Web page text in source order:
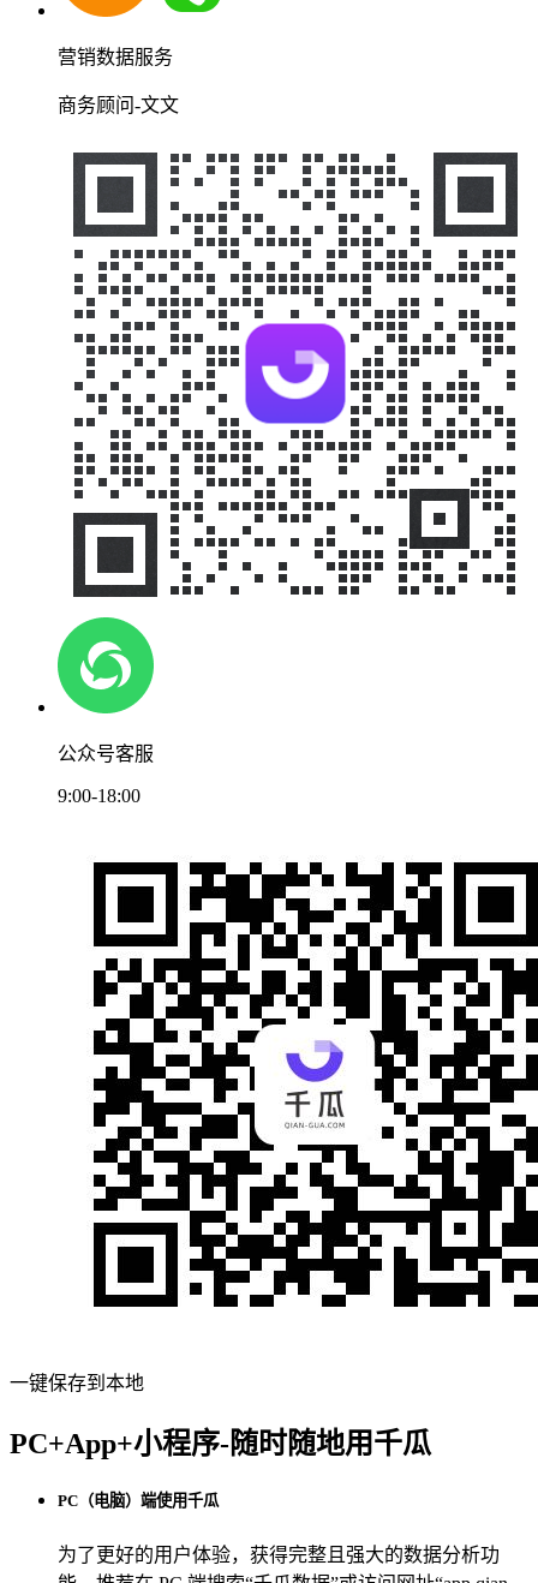
营销数据服务
商务顾问-文文
公众号客服
9:00-18:00
一键保存到本地
PC+App+小程序-随时随地用千瓜
PC（电脑）端使用千瓜
为了更好的用户体验，获得完整且强大的数据分析功